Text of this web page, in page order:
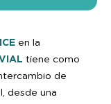
en la
tiene como
de
desde una